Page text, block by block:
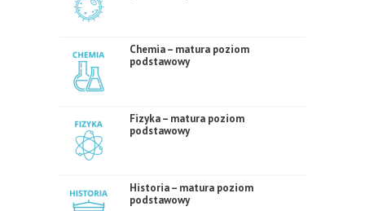
Chemia – matura poziom
podstawowy
Fizyka – matura poziom
podstawowy
Historia – matura poziom
podstawowy